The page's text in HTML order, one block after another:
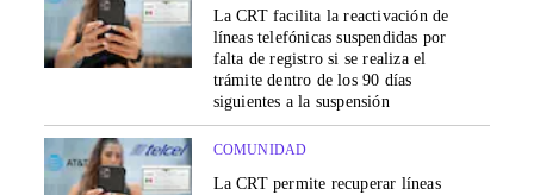
La CRT facilita la reactivación de
líneas telefónicas suspendidas por
falta de registro si se realiza el
trámite dentro de los 90 días
siguientes a la suspensión
COMUNIDAD
La CRT permite recuperar líneas